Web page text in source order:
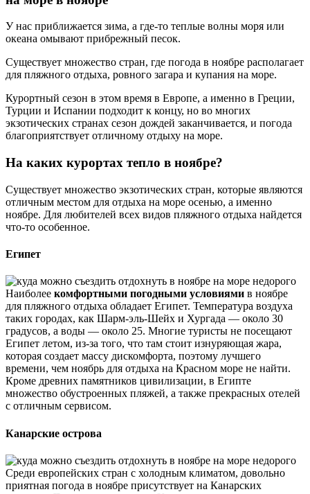
У нас приближается зима, а где-то теплые волны моря или
океана омывают прибрежный песок.
Существует множество стран, где погода в ноябре располагает
для пляжного отдыха, ровного загара и купания на море.
Курортный сезон в этом время в Европе, а именно в Греции,
Турции и Испании подходит к концу, но во многих
экзотических странах сезон дождей заканчивается, и погода
благоприятствует отличному отдыху на море.
На каких курортах тепло в ноябре?
Существует множество экзотических стран, которые являются
отличным местом для отдыха на море осенью, а именно
ноябре. Для любителей всех видов пляжного отдыха найдется
что-то особенное.
Египет
Наиболее комфортными погодными условиями в ноябре
для пляжного отдыха обладает Египет. Температура воздуха
таких городах, как Шарм-эль-Шейх и Хургада — около 30
градусов, а воды — около 25. Многие туристы не посещают
Египет летом, из-за того, что там стоит изнуряющая жара,
которая создает массу дискомфорта, поэтому лучшего
времени, чем ноябрь для отдыха на Красном море не найти.
Кроме древних памятников цивилизации, в Египте
множество обустроенных пляжей, а также прекрасных отелей
с отличным сервисом.
Канарские острова
Среди европейских стран с холодным климатом, довольно
приятная погода в ноябре присутствует на Канарских